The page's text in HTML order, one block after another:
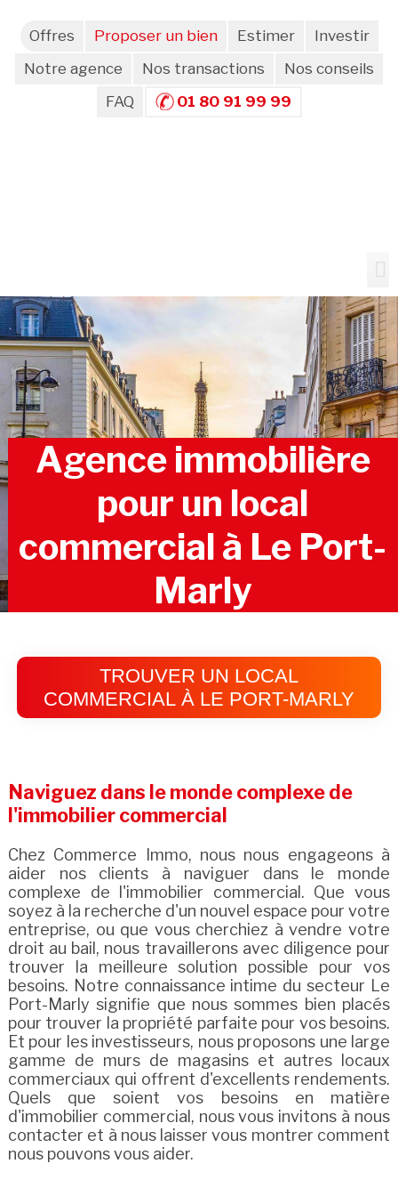
Offres Proposer un bien Estimer
Investir
Notre agence
Nos transactions
Nos conseils
FAQ
01 80 91 99 99
Agence immobilière
pour un local
commercial à Le Port-
Marly
TROUVER UN LOCAL
COMMERCIAL À LE PORT-MARLY
Naviguez dans le monde complexe de
l'immobilier commercial
Chez Commerce Immo, nous nous engageons à
aider nos clients à naviguer dans le monde
complexe de l'immobilier commercial. Que vous
soyez à la recherche d'un nouvel espace pour votre
entreprise, ou que vous cherchiez à vendre votre
droit au bail, nous travaillerons avec diligence pour
trouver la meilleure solution possible pour vos
besoins. Notre connaissance intime du secteur Le
Port-Marly signifie que nous sommes bien placés
pour trouver la propriété parfaite pour vos besoins.
Et pour les investisseurs, nous proposons une large
gamme de murs de magasins et autres locaux
commerciaux qui offrent d'excellents rendements.
Quels que soient vos besoins en matière
d'immobilier commercial, nous vous invitons à nous
contacter et à nous laisser vous montrer comment
nous pouvons vous aider.